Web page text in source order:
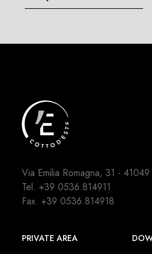
Via Emilia Romagna, 31 -
Tel.+39 0536.814911
Fax. +39 0536.814918
PRIVATE AREA